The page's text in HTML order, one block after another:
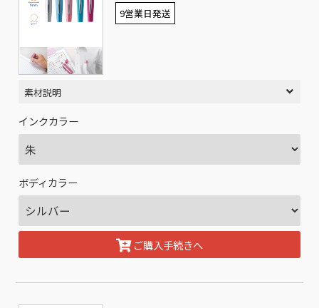
9営業日発送
素材説明
インクカラー
ボディカラー
ご購入手続きへ